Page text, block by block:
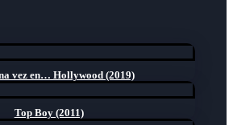
vez en… Hollywood (2019)
Top Boy (2011)